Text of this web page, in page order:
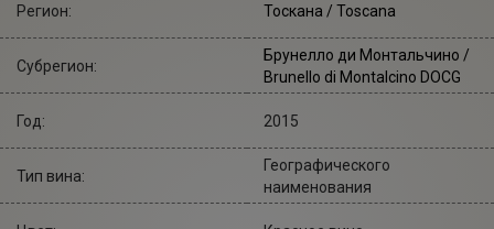
Регион: Тоскана / Toscana
Субрегион:
Брунелло ди Монтальчино /
Brunello di Montalcino DOCG
Год: 2015
Тип вина:
Географического
наименования